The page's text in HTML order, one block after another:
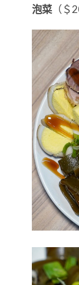
泡菜（＄